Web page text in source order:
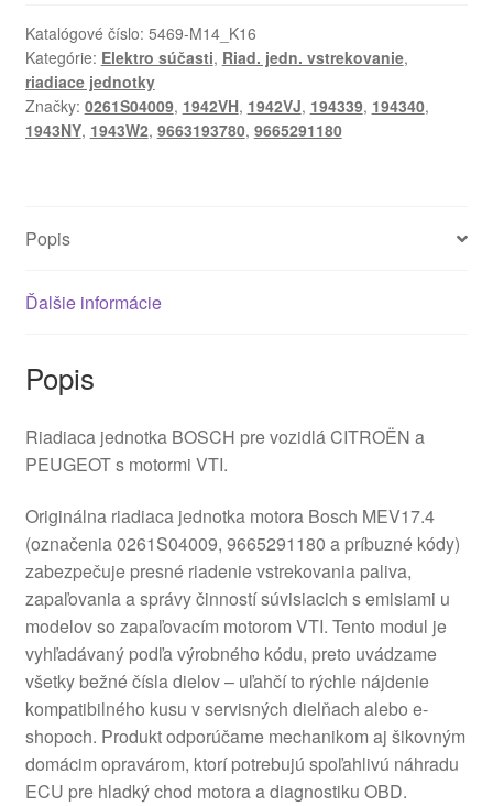
Katalógové číslo: 5469-M14_K16
Kategórie: Elektro súčasti, Riad. jedn. vstrekovanie,
riadiace jednotky
Značky: 0261S04009, 1942VH, 1942VJ, 194339, 194340,
1943NY, 1943W2, 9663193780, 9665291180
Popis
Ďalšie informácie
Popis
Riadiaca jednotka BOSCH pre vozidlá CITROËN a
PEUGEOT s motormi VTI.
Originálna riadiaca jednotka motora Bosch MEV17.4
(označenia 0261S04009, 9665291180 a príbuzné kódy)
zabezpečuje presné riadenie vstrekovania paliva,
zapaľovania a správy činností súvisiacich s emisiami u
modelov so zapaľovacím motorom VTI. Tento modul je
vyhľadávaný podľa výrobného kódu, preto uvádzame
všetky bežné čísla dielov – uľahčí to rýchle nájdenie
kompatibilného kusu v servisných dielňach alebo e-
shopoch. Produkt odporúčame mechanikom aj šikovným
domácim opravárom, ktorí potrebujú spoľahlivú náhradu
ECU pre hladký chod motora a diagnostiku OBD.